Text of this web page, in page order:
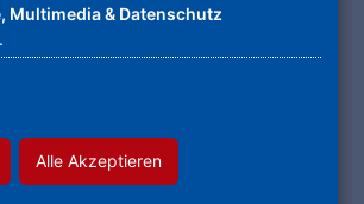
Gebäuderiegeln 31-33
den nicht geräumten
in den oberen
fortgeführt werden, hat
der Mieter vorbildlich
Multimedia & Datenschutz
.
Alle Akzeptieren